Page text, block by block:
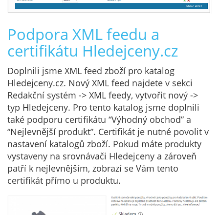
Podpora XML feedu a
certifikátu Hledejceny.cz
Doplnili jsme XML feed zboží pro katalog
Hledejceny.cz. Nový XML feed najdete v sekci
Redakční systém -> XML feedy, vytvořit nový ->
typ Hledejceny. Pro tento katalog jsme doplnili
také podporu certifikátu “Výhodný obchod” a
“Nejlevnější produkt”. Certifikát je nutné povolit v
nastavení katalogů zboží. Pokud máte produkty
vystaveny na srovnávači Hledejceny a zároveň
patří k nejlevnějším, zobrazí se Vám tento
certifikát přímo u produktu.